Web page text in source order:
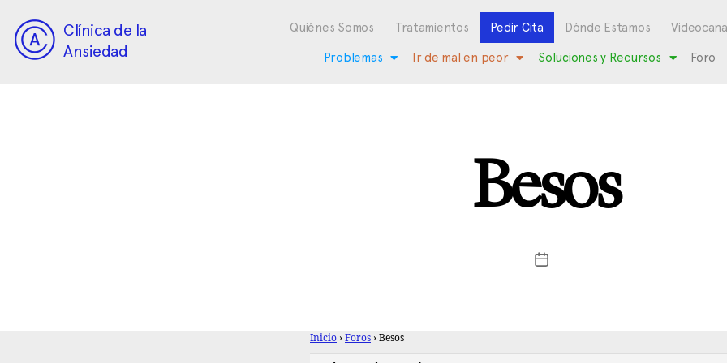
Clínica de la
Ansiedad
Quiénes Somos Tratamientos Pedir Cita Dónde Estamos
Problemas Ir de mal en peor Soluciones y Recursos Foro
Besos
Inicio › Foros › Besos